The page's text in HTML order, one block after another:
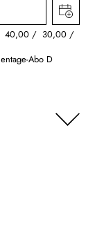
40,00 30,00
Abo D